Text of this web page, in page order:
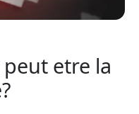
etre la